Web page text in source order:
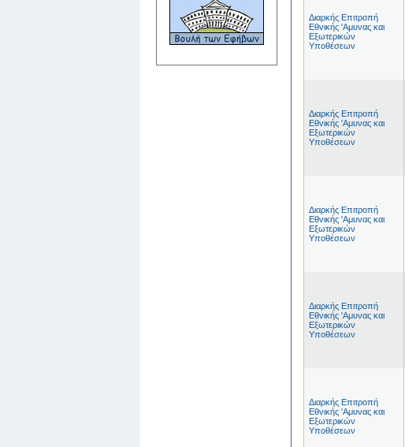
Διαρκής Επιτροπή
Εθνικής 'Αμυνας και
Εξωτερικών
Υποθέσεων
Διαρκής Επιτροπή
Εθνικής 'Αμυνας και
Εξωτερικών
Υποθέσεων
Διαρκής Επιτροπή
Εθνικής 'Αμυνας και
Εξωτερικών
Υποθέσεων
Διαρκής Επιτροπή
Εθνικής 'Αμυνας και
Εξωτερικών
Υποθέσεων
Διαρκής Επιτροπή
Εθνικής 'Αμυνας και
Εξωτερικών
Υποθέσεων